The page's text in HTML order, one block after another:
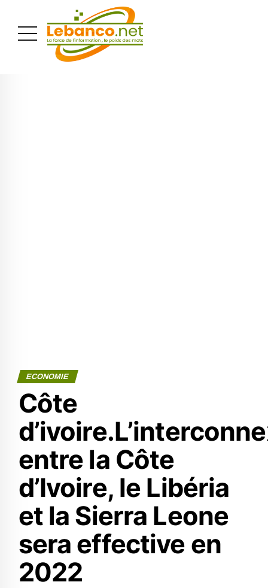
ECONOMIE
Côte
entre la Côte
d’Ivoire, le Libéria
et la Sierra Leone
sera effective en
2022